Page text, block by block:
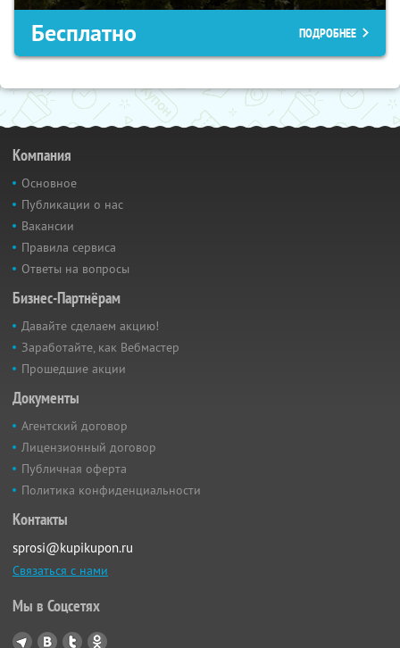
Бесплатно ПОДРОБНЕЕ
Компания
Основное
Публикации о нас
Вакансии
Правила сервиса
Ответы на вопросы
Бизнес-Партнёрам
Давайте сделаем акцию!
Заработайте, как Вебмастер
Прошедшие акции
Документы
Агентский договор
Лицензионный договор
Публичная оферта
Политика конфиденциальности
Контакты
sprosi@kupikupon.ru
Связаться с нами
Мы в Соцсетях